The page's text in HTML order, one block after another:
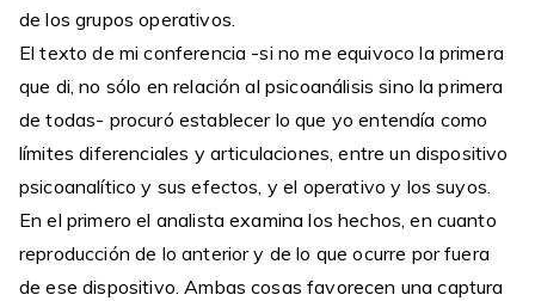
de los grupos operativos.
El texto de mi conferencia -si no me equivoco la primera
que di, no sólo en relación al psicoanálisis sino la primera
de todas- procuró establecer lo que yo entendía como
límites diferenciales y articulaciones, entre un dispositivo
psicoanalítico y sus efectos, y el operativo y los suyos.
En el primero el analista examina los hechos, en cuanto
reproducción de lo anterior y de lo que ocurre por fuera
de ese dispositivo. Ambas cosas favorecen una captura